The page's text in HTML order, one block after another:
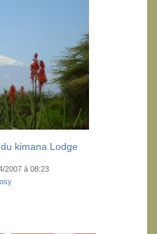
kimana Lodge
2007 à 08:23